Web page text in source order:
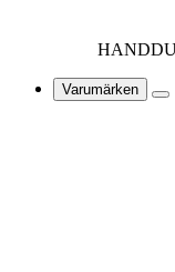
Varumärken